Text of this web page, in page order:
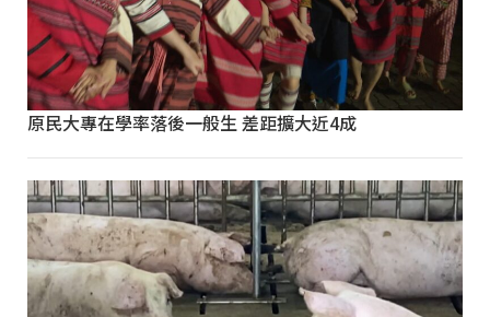
原民大專在學率落後一般生 差距擴大近4成